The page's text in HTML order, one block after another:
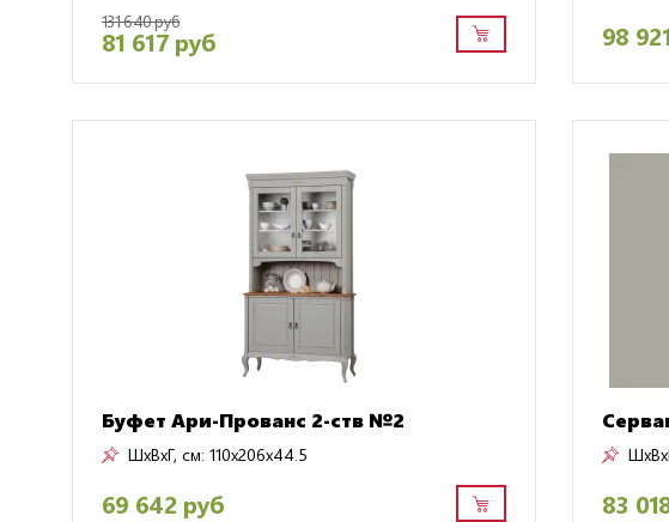
131 640 руб
81 617 руб 98
Буфет Ари-Прованс 2-ств №2
ШxВxГ, см: 110x206x44.5
69 642 руб 83